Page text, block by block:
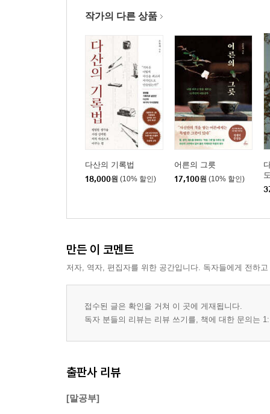
작가의 다른 상품
다산의 기록법
18,000원 (10% 할인)
어른의 그릇
17,100원 (10% 할인)
만든 이 코멘트
저자, 역자, 편집자를 위한 공간입니다. 독자들에게 전하
접수된 글은 확인을 거쳐 이 곳에 게재됩니다.
독자 분들의 리뷰는 리뷰 쓰기를, 책에 대한 문의는
출판사 리뷰
[말공부]